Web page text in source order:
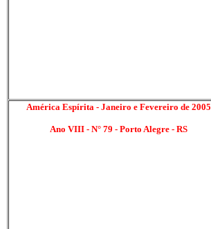
América Espírita - Janeiro e Fevereiro de 2005
Ano VIII - N° 79 - Porto Alegre - RS